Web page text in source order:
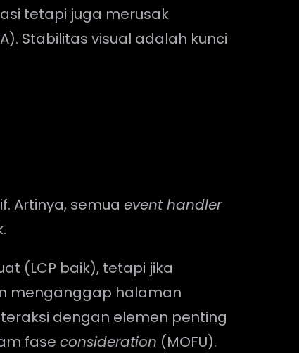
tetapi juga merusak
Stabilitas visual adalah kunci
Artinya, semuaevent handler
(LCP baik), tetapi jika
menganggap halaman
dengan elemen penting
faseconsideration (MOFU).